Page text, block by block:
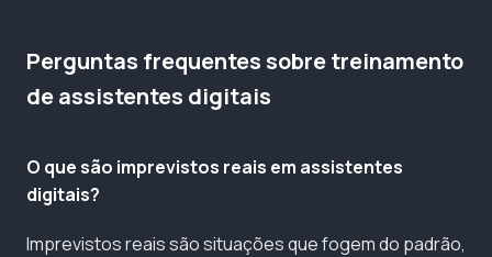
Perguntas frequentes sobre treinamento
de assistentes digitais
O que são imprevistos reais em assistentes
digitais?
Imprevistos reais são situações que fogem do padrão,